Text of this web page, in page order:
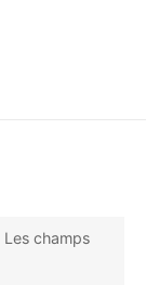
Les champs